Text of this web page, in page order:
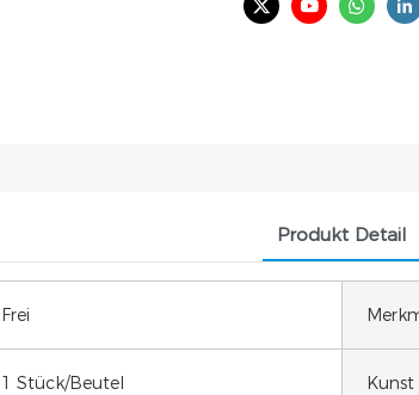
Produkt Detail
Frei
1 Stück/Beutel Kunst